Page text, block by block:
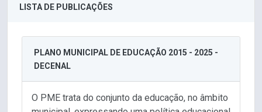
LISTA DE PUBLICAÇÕES
PLANO MUNICIPAL DE EDUCAÇÃO 2015 - 2025 -
DECENAL
O PME trata do conjunto da educação, no âmbito